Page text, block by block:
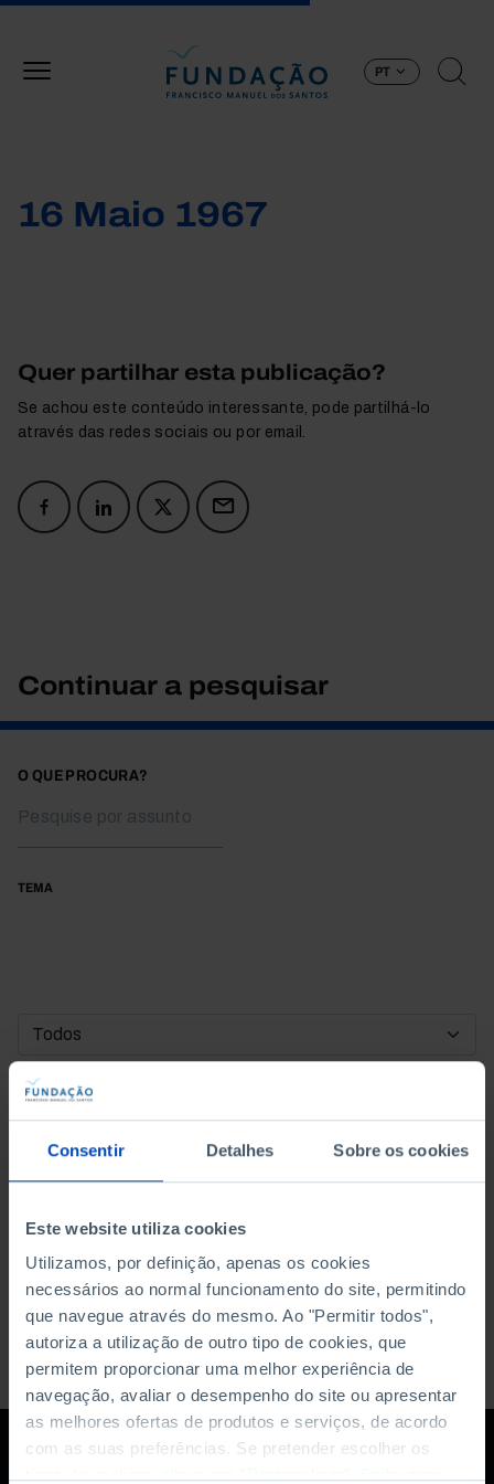
Consentir Detalhes Sobre os cookies
Este website utiliza cookies
Utilizamos, por definição, apenas os cookies
necessários ao normal funcionamento do site, permitindo
que navegue através do mesmo. Ao "Permitir todos",
autoriza a utilização de outro tipo de cookies, que
permitem proporcionar uma melhor experiência de
navegação, avaliar o desempenho do site ou apresentar
as melhores ofertas de produtos e serviços, de acordo
com as suas preferências. Se pretender escolher os
PT
16 Maio 1967
Quer partilhar esta publicação?
Se achou este conteúdo interessante, pode partilhá-lo
através das redes sociais ou por email.
Continuar a pesquisar
O QUE PROCURA?
TEMA
DATA DE INÍCIO
DATA DE FIM